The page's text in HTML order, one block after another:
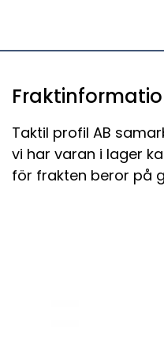
Taktil profil AB
vi har varan i lager
för frakten beror på